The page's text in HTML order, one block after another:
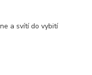
a svítí do vybití